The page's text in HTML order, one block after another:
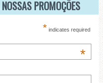
PROMOÇÕES
* indicates required
*